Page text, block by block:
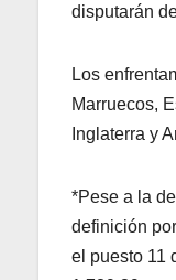
disputarán
Los
Marruecos,
Inglaterra y
*Pese a la
definición
el puesto 11